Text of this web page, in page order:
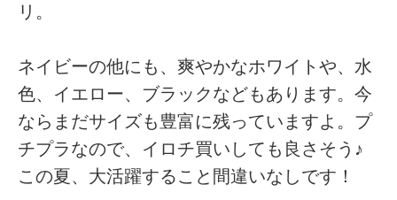
リ。
ネイビーの他にも、爽やかなホワイトや、水
色、イエロー、ブラックなどもあります。今
ならまだサイズも豊富に残っていますよ。プ
チプラなので、イロチ買いしても良さそう♪
この夏、大活躍すること間違いなしです！